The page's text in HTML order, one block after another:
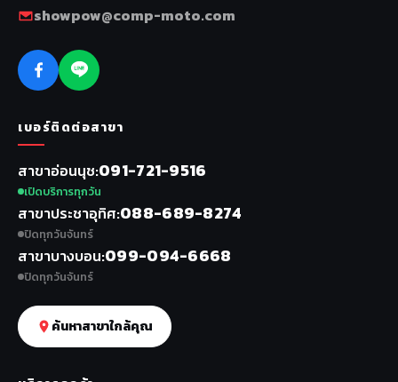
showpow@comp-moto.com
เบอร์ติดต่อสาขา
สาขาอ่อนนุช 091-721-9516
เปิดบริการทุกวัน
สาขาประชาอุทิศ 088-689-8274
ปิดทุกวันจันทร์
สาขาบางบอน 099-094-6668
ปิดทุกวันจันทร์
ค้นหาสาขาใกล้คุณ